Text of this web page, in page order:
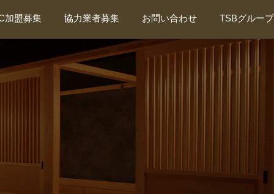
加盟募集 協力業者募集
新規協力業者募集
新規外注管理者募集
東海会について
お問い合わせ TSBグループ
TSBグループ総合サイト
東海装美・厨房事業部
東海抗菌サービス
ティーズプランニング
カビバスターズ東海